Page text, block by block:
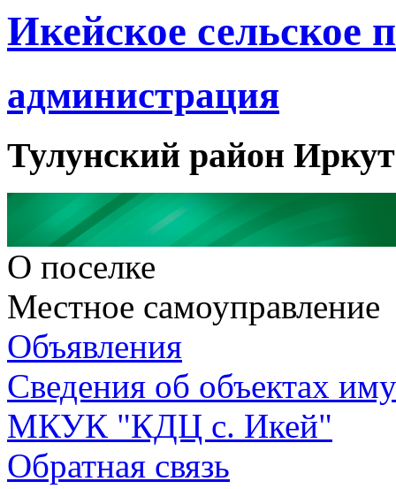
Икейское сельское
администрация
Тулунский район
О поселке
Местное самоуправление
Объявления
Сведения об объектах
МКУК "КДЦ с. Икей"
Обратная связь